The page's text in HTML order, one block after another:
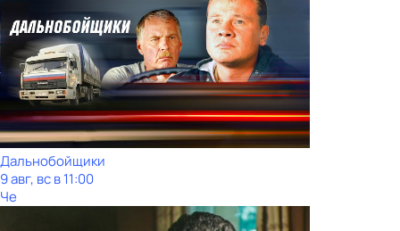
Дальнобойщики
9 авг, вс в 11:00
Че